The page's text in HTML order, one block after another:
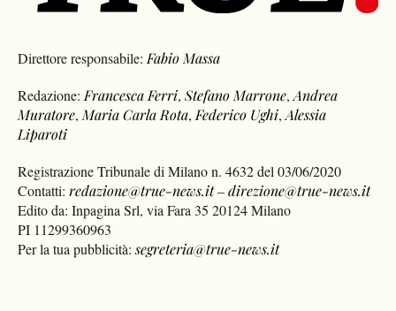
Direttore responsabile: Fabio Massa
Redazione: Francesca Ferri,Stefano Marrone,Andrea
Muratore, Maria Carla Rota, Federico Ughi,Alessia
Liparoti
Registrazione Tribunale di Milano n. 4632 del 03/06/2020
Contatti:redazione@true-news.it–direzione@true-news.it
Edito da: Inpagina Srl, via Fara 35 20124 Milano
PI 11299360963
Per la tua pubblicità:segreteria@true-news.it